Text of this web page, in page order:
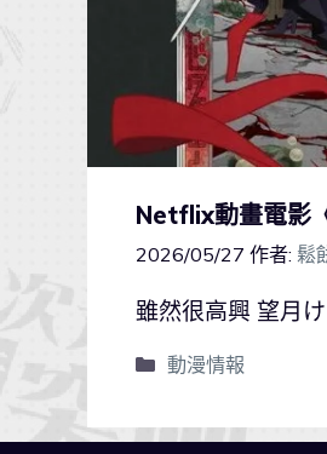
Netflix動畫電影
2026/05/27 作者: 鬆
雖然很高興 望月
動漫情報